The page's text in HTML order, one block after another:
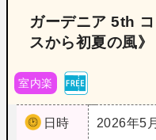
ガーデニア 5th
スから初夏の風》
室内楽
日時
2026年5